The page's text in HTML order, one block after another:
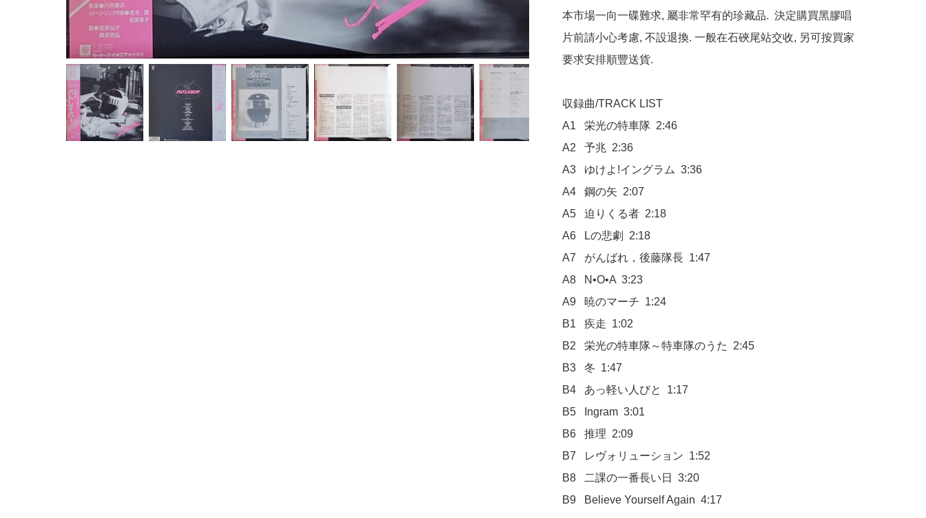
本市場一向一碟難求, 屬非常罕有的珍藏品.  決定購買黑膠唱
片前請小心考慮, 不設退換. 一般在石硤尾站交收, 另可按買家
要求安排順豐送貨.
収録曲/TRACK LIST
A1	栄光の特車隊  2:46
A2	予兆  2:36
A3	ゆけよ!イングラム  3:36
A4	鋼の矢  2:07
A5	迫りくる者  2:18
A6	Lの悲劇  2:18
A7	がんばれ，後藤隊長  1:47
A8	N•O•A  3:23
A9	暁のマーチ  1:24
B1	疾走  1:02
B2	栄光の特車隊～特車隊のうた  2:45
B3	冬  1:47
B4	あっ軽い人びと  1:17
B5	Ingram  3:01
B6	推理  2:09
B7	レヴォリューション  1:52
B8	二課の一番長い日  3:20
B9	Believe Yourself Again  4:17